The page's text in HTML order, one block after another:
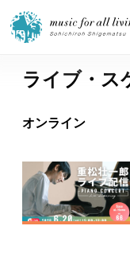
ホーム
ニュース
テーマ
ライブ・ス
ライブ・ス
オンライン